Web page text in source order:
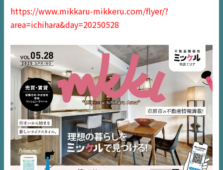
内房エリア
デジタルサイネージ
不動産一括査定
コラム
https://www.mikkaru-mikkeru.com/flyer/?
area=ichihara&day=20250528